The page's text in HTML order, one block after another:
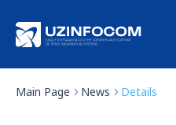
Main Page News Details